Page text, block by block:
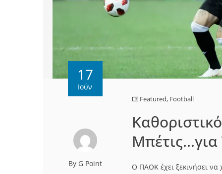
17
Ιούν
By G Point
Featured, Football
Ο ΠΑΟΚ έχει ξεκινήσει να